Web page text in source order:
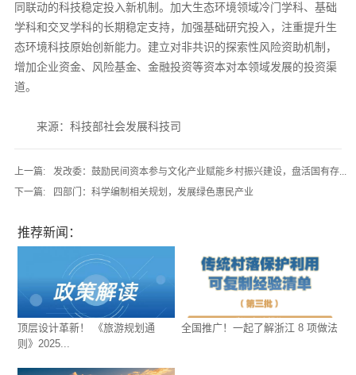
同联动的科技稳定投入新机制。加大生态环境领域冷门学科、基础
学科和交叉学科的长期稳定支持，加强基础研究投入，注重提升生
态环境科技原始创新能力。建立对非共识的探索性风险资助机制，
增加企业资金、风险基金、金融投资等资本对本领域发展的投资渠
道。
来源：科技部社会发展科技司
上一篇:
发改委：鼓励民间资本参与文化产业赋能乡村振兴建设，盘活国有存...
下一篇:
四部门：科学编制相关规划，发展绿色惠民产业
推荐新闻：
顶层设计革新！ 《旅游规划通
则》2025...
全国推广！一起了解浙江 8 项做法